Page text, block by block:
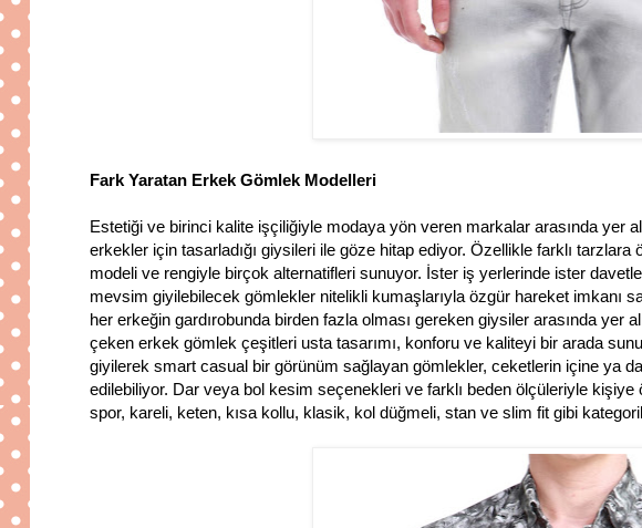
Fark Yaratan Erkek Gömlek Modelleri
Estetiği ve birinci kalite işçiliğiyle modaya yön veren markalar arasında yer
erkekler için tasarladığı giysileri ile göze hitap ediyor. Özellikle farklı
modeli ve rengiyle birçok alternatifleri sunuyor. İster iş yerlerinde ister
mevsim giyilebilecek gömlekler nitelikli kumaşlarıyla özgür hareket imkanı
her erkeğin gardırobunda birden fazla olması gereken giysiler arasında yer
çeken erkek gömlek çeşitleri usta tasarımı, konforu ve kaliteyi bir arada
giyilerek smart casual bir görünüm sağlayan gömlekler, ceketlerin içine ya
edilebiliyor. Dar veya bol kesim seçenekleri ve farklı beden ölçüleriyle
spor, kareli, keten, kısa kollu, klasik, kol düğmeli, stan ve slim fit gibi